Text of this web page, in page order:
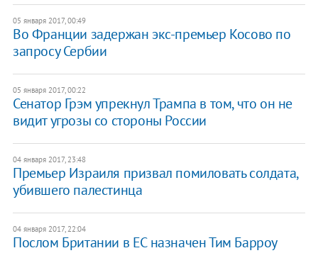
05 января 2017, 00:49
Во Франции задержан экс-премьер Косово по
запросу Сербии
05 января 2017, 00:22
Сенатор Грэм упрекнул Трампа в том, что он не
видит угрозы со стороны России
04 января 2017, 23:48
Премьер Израиля призвал помиловать солдата,
убившего палестинца
04 января 2017, 22:04
Послом Британии в ЕС назначен Тим Барроу